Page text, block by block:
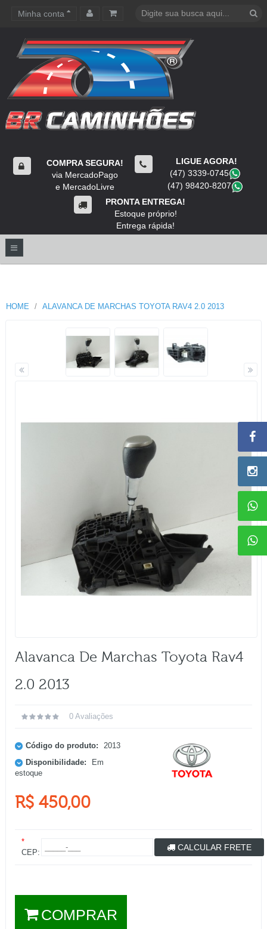
Minha conta
COMPRA SEGURA!
via MercadoPago
e MercadoLivre
LIGUE AGORA!
(47) 3339-0745
(47) 98420-8207
PRONTA ENTREGA!
Estoque próprio!
Entrega rápida!
HOME ALAVANCA DE MARCHAS TOYOTA RAV4 2.0 2013
Alavanca De Marchas Toyota Rav4
2.0 2013
0 Avaliações
Código do produto:
2013
Disponibilidade:
Em
estoque
R$ 450,00
*
CEP:
CALCULAR FRETE
COMPRAR